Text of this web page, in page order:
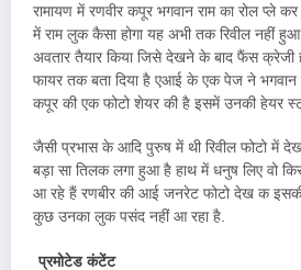
रामायण में रणवीर कपूर भगवान राम का रोल प्ले
में राम लुक कैसा होगा यह अभी तक रिवील नहीं
अवतार तैयार किया जिसे देखने के बाद फैंस
फायर तक बता दिया है एआई के एक पेज ने भगवान
कपूर की एक फोटो शेयर की है इसमें उनकी हेयर
जैसी प्रभास के आदि पुरुष में थी रिवील फोटो में
बड़ा सा तिलक लगा हुआ है हाथ में धनुष लिए वो
आ रहे हैं रणबीर की आई जनरेट फोटो देख क
कुछ उनका लुक पसंद नहीं आ रहा है.